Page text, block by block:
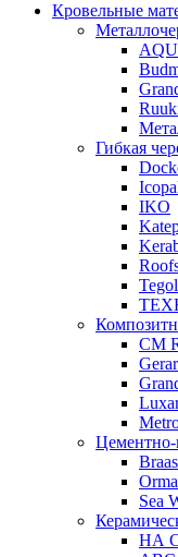
Кровельные
Гибкая
IKO
CM
Цементно-
Braas
Sea
НА